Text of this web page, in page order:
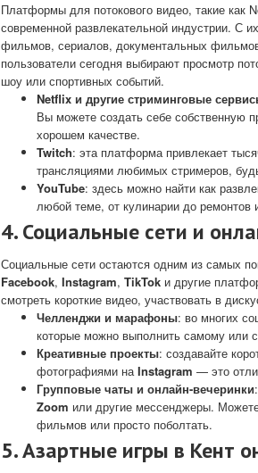
Платформы для потокового видео, такие как
современной развлекательной индустрии.
фильмов, сериалов, документальных
пользователи сегодня выбирают просмотр
шоу или спортивных событий.
Netflix и другие стриминговые
Вы можете создать себе собственную
хорошем качестве.
Twitch: эта платформа привлекает
трансляциями любимых стримеров,
YouTube: здесь можно найти как
любой теме, от кулинарии до ремонтов
4. Социальные сети и
Социальные сети остаются одним из самых
Facebook, Instagram, TikTok и другие
смотреть короткие видео, участвовать в
Челленджи и марафоны: во многих
которые можно выполнить самому или
Креативные проекты: создавайте
фотографиями наInstagram — это
Групповые чаты и онлайн-вечеринки
Zoom или другие мессенджеры.
фильмов или просто поболтать.
5. Азартные игры в Кент